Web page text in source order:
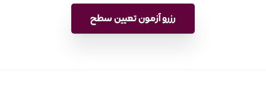
رزرو آزمون تعیین سطح